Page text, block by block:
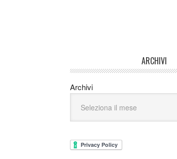
ARCHIVI
Archivi